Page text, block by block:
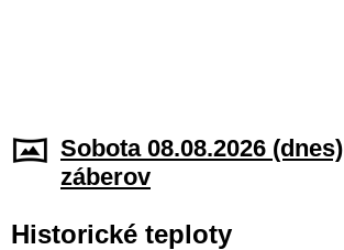
Sobota 08.08.2026 (dnes)
záberov
Historické teploty